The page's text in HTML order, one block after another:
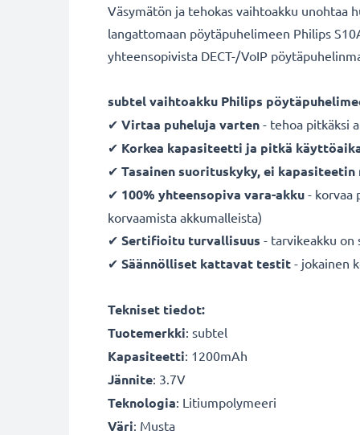
Väsymätön ja tehokas vaihtoakku
langattomaan pöytäpuhelimeen Philips
yhteensopivista DECT-/VoIP
subtel vaihtoakku Philips
✔ Virtaa puheluja varten - tehoa pitkäksi
✔ Korkea kapasiteetti ja pitkä
✔ Tasainen suorituskyky, ei kapasiteetin
✔ 100% yhteensopiva vara-akku - korvaa
korvaamista akkumalleista)
✔ Sertifioitu turvallisuus - tarvikeakku
✔ Säännölliset kattavat testit - jokainen
Tekniset tiedot:
Tuotemerkki: subtel
Kapasiteetti: 1200mAh
Jännite: 3.7V
Teknologia: Litiumpolymeeri
Väri: Musta